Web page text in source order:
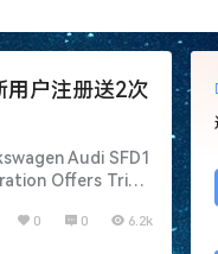
用户注册送2次
Audi SFD1
Offers Trial
0 0 6.2k